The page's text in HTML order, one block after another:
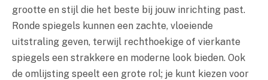
grootte en stijl die het beste bij jouw inrichting past.
Ronde spiegels kunnen een zachte, vloeiende
uitstraling geven, terwijl rechthoekige of vierkante
spiegels een strakkere en moderne look bieden. Ook
de omlijsting speelt een grote rol; je kunt kiezen voor